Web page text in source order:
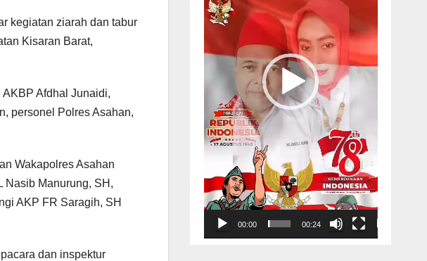
kegiatan ziarah dan tabur
Kisaran Barat,
Afdhal Junaidi,
personel Polres Asahan,
Wakapolres Asahan
Nasib Manurung, SH,
AKP FR Saragih, SH
dan inspektur
00:00 00:24